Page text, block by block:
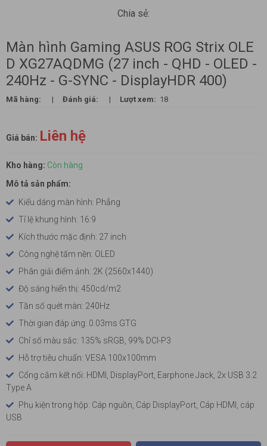
Chia sẻ:
Màn hình Gaming ASUS ROG Strix OLE
D XG27AQDMG (27 inch - QHD - OLED -
240Hz - G-SYNC - DisplayHDR 400)
Mã hàng: | Đánh giá: | Lượt xem: 18
Giá bán: Liên hệ
Kho hàng: Còn hàng
Mô tả sản phẩm:
Kiểu dáng màn hình: Phẳng
Tỉ lệ khung hình: 16:9
Kích thước mặc định: 27 inch
Công nghệ tấm nền: OLED
Phân giải điểm ảnh: 2K (2560x1440)
Độ sáng hiển thị: 450cd/m2
Tần số quét màn: 240Hz
Thời gian đáp ứng: 0.03ms GTG
Chỉ số màu sắc: 135% sRGB, 99% DCI-P3
Hỗ trợ tiêu chuẩn: VESA 100x100mm
Cổng cắm kết nối: HDMI, DisplayPort, Earphone Jack, 2x USB 3.2
Type A
Phụ kiện trong hộp: Cáp nguồn, Cáp DisplayPort, Cáp HDMI, cáp
USB